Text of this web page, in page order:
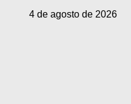
4 de agosto de 2026